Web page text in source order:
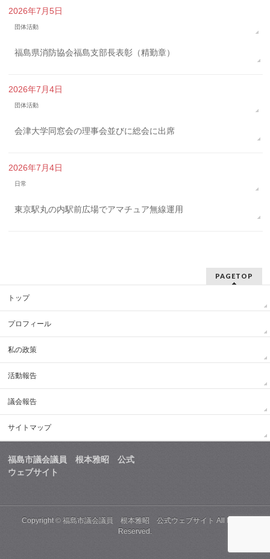
2026年7月5日
団体活動
福島県消防協会福島支部長表彰（精勤章）
2026年7月4日
団体活動
会津大学同窓会の理事会並びに総会に出席
2026年7月4日
日常
東京駅丸の内駅前広場でアマチュア無線運用
PAGETOP
トップ
プロフィール
私の政策
活動報告
議会報告
サイトマップ
福島市議会議員 根本雅昭 公式
ウェブサイト
Copyright ©福島市議会議員 根本雅昭 公式ウェブサイト All Rights
Reserved.